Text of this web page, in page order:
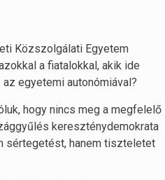
Közszolgálati Egyetem
a fiatalokkal, akik ide
egyetemi autonómiával?
hogy nincs meg a megfelelő
kereszténydemokrata
sértegetést, hanem tiszteletet